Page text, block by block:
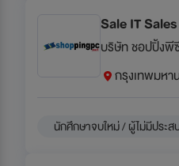
Sale IT
บริษัท ชอปปิ้งพี
กรุงเทพมหา
นักศึกษาจบใหม่ / ผู้ไม่มีประ